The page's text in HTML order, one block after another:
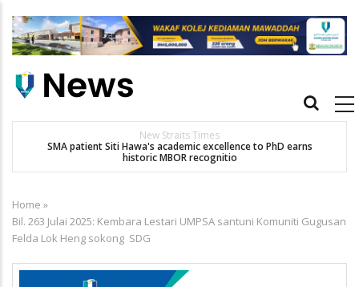
main
Main
Others
UMPSA CATAT SEJARAH TERIMA 1,045 PELAJAR BAHARU
Breadcrumb
Home »
Bil. 263 Julai 2025: Kembara Lestari UMPSA santuni Komuniti Gugusan
Felda Lok Heng sokong SDG